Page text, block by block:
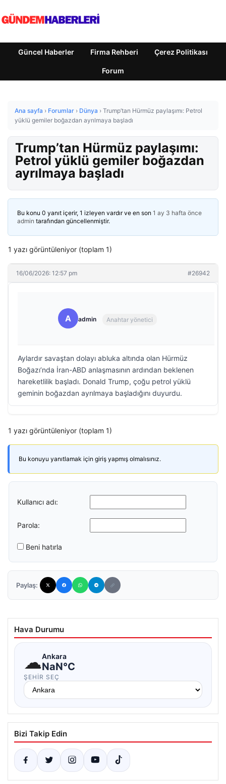
Güncel Haberler Firma Rehberi Çerez Politikası
Forum
Ana sayfa › Forumlar › Dünya › Trump’tan Hürmüz paylaşımı: Petrol
yüklü gemiler boğazdan ayrılmaya başladı
Trump’tan Hürmüz paylaşımı:
Petrol yüklü gemiler boğazdan
ayrılmaya başladı
Bu konu 0 yanıt içerir, 1 izleyen vardır ve en son 1 ay 3 hafta önce
admin tarafından güncellenmiştir.
1 yazı görüntüleniyor (toplam 1)
16/06/2026: 12:57 pm #26942
A admin Anahtar yönetici
Aylardır savaştan dolayı abluka altında olan Hürmüz
Boğazı’nda İran-ABD anlaşmasının ardından beklenen
hareketlilik başladı. Donald Trump, çoğu petrol yüklü
geminin boğazdan ayrılmaya başladığını duyurdu.
1 yazı görüntüleniyor (toplam 1)
Bu konuyu yanıtlamak için giriş yapmış olmalısınız.
Kullanıcı adı:
Parola:
Beni hatırla
Paylaş:
Hava Durumu
☁Ankara
NaN°C
ŞEHIR SEÇ
Bizi Takip Edin